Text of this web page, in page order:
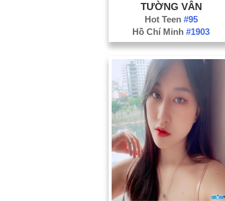
TƯỜNG VÂN
Hot Teen #95
Hồ Chí Minh#1903